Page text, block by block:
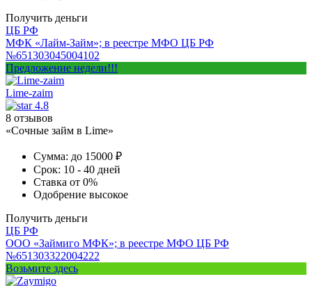
Получить деньги
ЦБ РФ
МФК «Лайм-Займ»; в реестре МФО ЦБ РФ
№651303045004102
Предложение недели!!!
Lime-zaim
4.8
8 отзывов
«Сочные займ в Lime»
Сумма: до 15000 ₽
Срок: 10 - 40 дней
Ставка от 0%
Одобрение высокое
Получить деньги
ЦБ РФ
ООО «Займиго МФК»; в реестре МФО ЦБ РФ
№651303322004222
Возьмите здесь